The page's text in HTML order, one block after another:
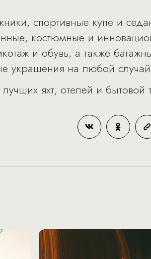
спортивные купе и
костюмные и
и обувь, а также
украшения на любой
яхт, отелей и бытовой